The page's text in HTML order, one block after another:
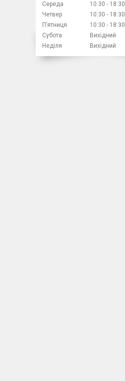
Середа
10:30
18:30
Четвер
10:30
18:30
Пʼятниця
10:30
18:30
Субота
Вихідний
Неділя
Вихідний